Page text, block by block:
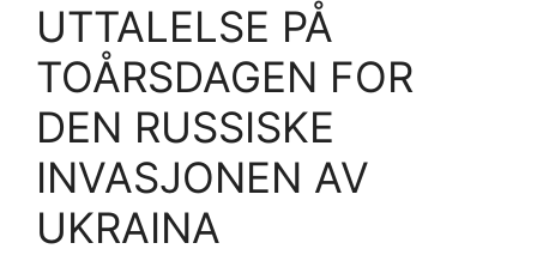
UTTALELSE PÅ
TOÅRSDAGEN FOR
DEN RUSSISKE
INVASJONEN AV
UKRAINA